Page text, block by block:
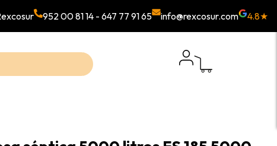
952 00 81 14 - 647 77 91 65 info@rexcosur.com 4.8★